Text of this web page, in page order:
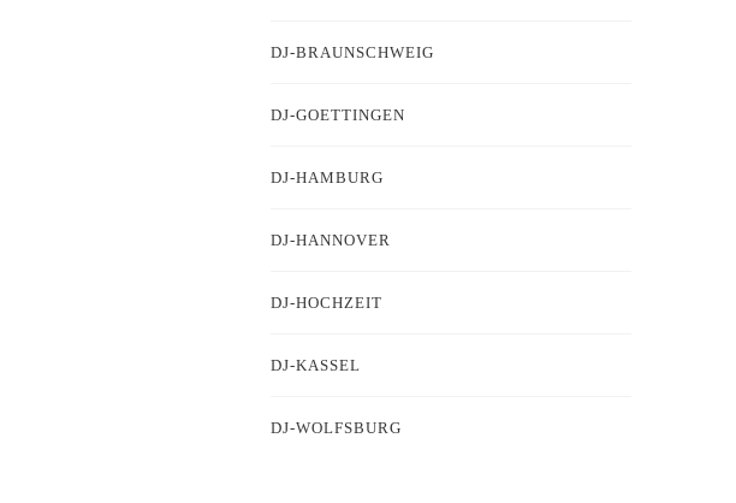
DJ-BRAUNSCHWEIG
DJ-GOETTINGEN
DJ-HAMBURG
DJ-HANNOVER
DJ-HOCHZEIT
DJ-KASSEL
DJ-WOLFSBURG